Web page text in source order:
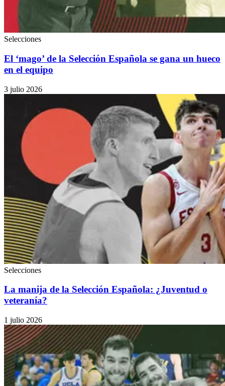
Selecciones
El ‘mago’ de la Selección Española se gana un hueco
en el equipo
3 julio 2026
Selecciones
La manija de la Selección Española: ¿Juventud o
veteranía?
1 julio 2026